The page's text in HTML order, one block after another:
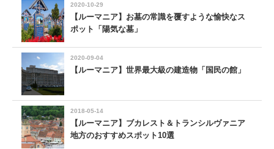
2020-10-29
【ルーマニア】お墓の常識を覆すような愉快なス
ポット「陽気な墓」
2020-09-04
【ルーマニア】世界最大級の建造物「国民の館」
2018-05-14
【ルーマニア】ブカレスト＆トランシルヴァニア
地方のおすすめスポット10選